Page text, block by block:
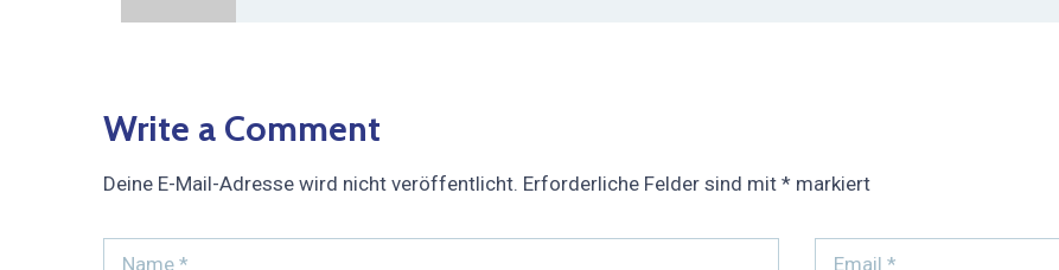
Write a Comment
Deine E-Mail-Adresse wird nicht veröffentlicht. Erforderliche Felder sind mit * markiert